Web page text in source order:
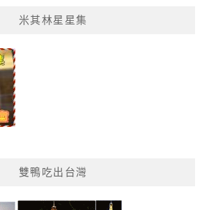
米其林星星集
雙鴨吃出台灣